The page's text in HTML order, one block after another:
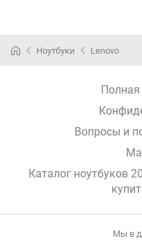
Ноутбуки Lenovo
Полная
Вопросы и
Каталог ноутбуков
Мы в